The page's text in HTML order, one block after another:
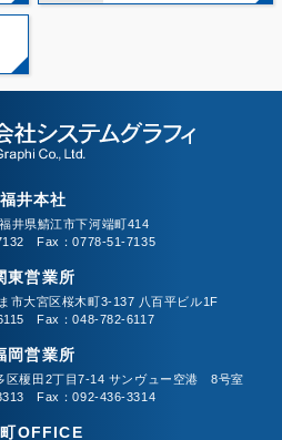
福井本社
井県鯖江市下河端町414
Fax：0778-51-7135
東営業所
市大宮区桜木町3-137 八百平ビル1F
Fax：048-782-6117
岡営業所
榎田2丁目7-14 サンヴュー空港 8号室
Fax：092-436-3314
OFFICE